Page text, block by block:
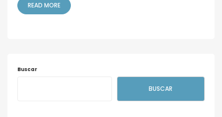
READ MORE
Buscar
BUSCAR